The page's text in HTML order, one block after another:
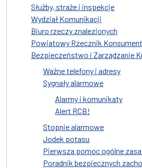
Służby, straże i inspekcje
Wydział Komunikacji
Biuro rzeczy znalezionych
Powiatowy Rzecznik
Bezpieczeństwo i Zarządzanie
Ważne telefony i adresy
Sygnały alarmowe
Alarmy i komunikaty
Alert RCB!
Stopnie alarmowe
Jodek potasu
Pierwsza pomoc ogólne
Poradnik bezpiecznych